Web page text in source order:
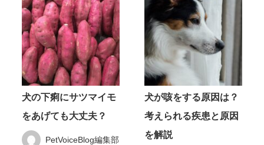
犬の下痢にサツマイモ
をあげても大丈夫？
PetVoiceBlog編集部
犬が咳をする原因は？
考えられる疾患と原因
を解説